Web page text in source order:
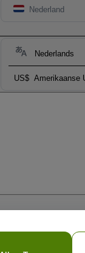
Nederland
Nederlands
US$ Amerikaanse